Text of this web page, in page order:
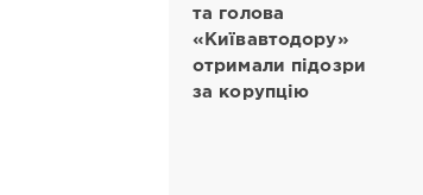
та голова
«Київавтодору»
отримали підозри
за корупцію